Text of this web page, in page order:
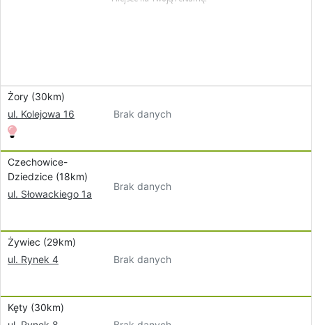
Żory (30km)
ul. Kolejowa 16
Brak danych
Czechowice-
Dziedzice (18km)
ul. Słowackiego 1a
Brak danych
Żywiec (29km)
ul. Rynek 4
Brak danych
Kęty (30km)